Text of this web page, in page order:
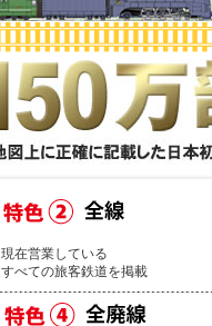
現在営業している
すべての旅客鉄道を掲載